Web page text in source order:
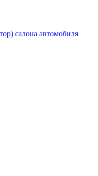
салона автомобиля